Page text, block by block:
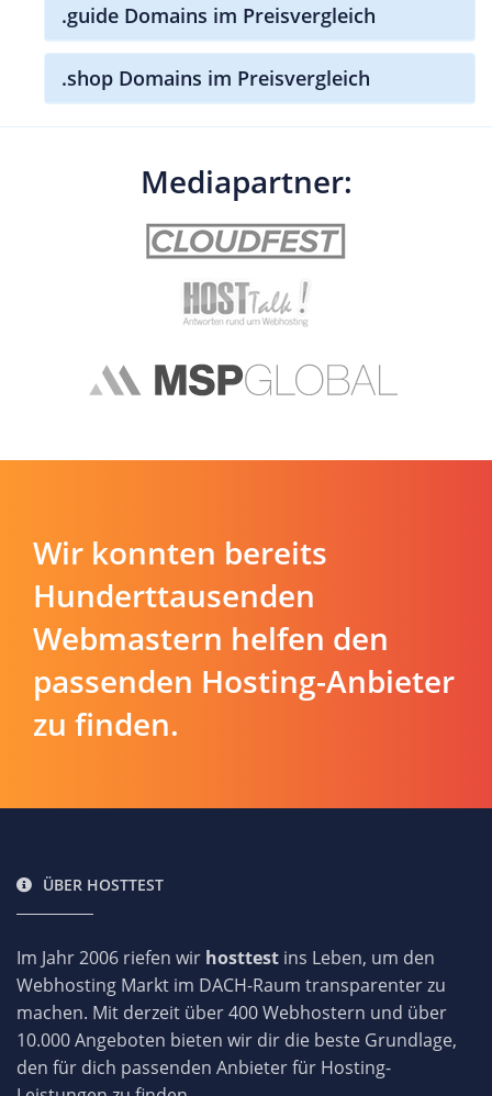
.guide Domains im Preisvergleich
.shop Domains im Preisvergleich
Mediapartner:
Wir konnten bereits
Hunderttausenden
Webmastern helfen den
passenden Hosting-Anbieter
zu finden.
ÜBER HOSTTEST
Im Jahr 2006 riefen wir hosttest ins Leben, um den
Webhosting Markt im DACH-Raum transparenter zu
machen. Mit derzeit über 400 Webhostern und über
10.000 Angeboten bieten wir dir die beste Grundlage,
den für dich passenden Anbieter für Hosting-